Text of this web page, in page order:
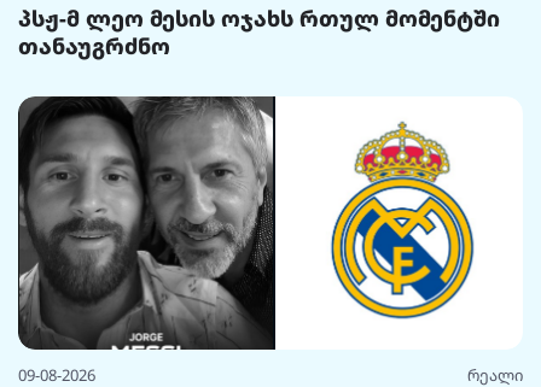
პსჟ-მ ლეო მესის ოჯახს რთულ მომენტში
თანაუგრძნო
09-08-2026 რეალი